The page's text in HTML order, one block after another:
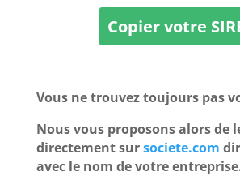
Copier votre
Vous ne trouvez toujours pas
Nous vous proposons alors de
directement sursociete.com
avec le nom de votre